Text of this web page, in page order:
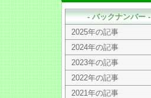
- バックナンバー -
2025年の記事
2024年の記事
2023年の記事
2022年の記事
2021年の記事